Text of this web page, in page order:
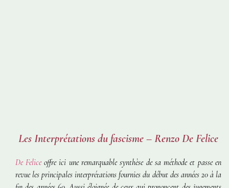
Les Interprétations du fascisme – Renzo De Felice
De Felice offre ici une remarquable synthèse de sa méthode et passe en
revue les principales interprétations fournies du début des années 20 à la